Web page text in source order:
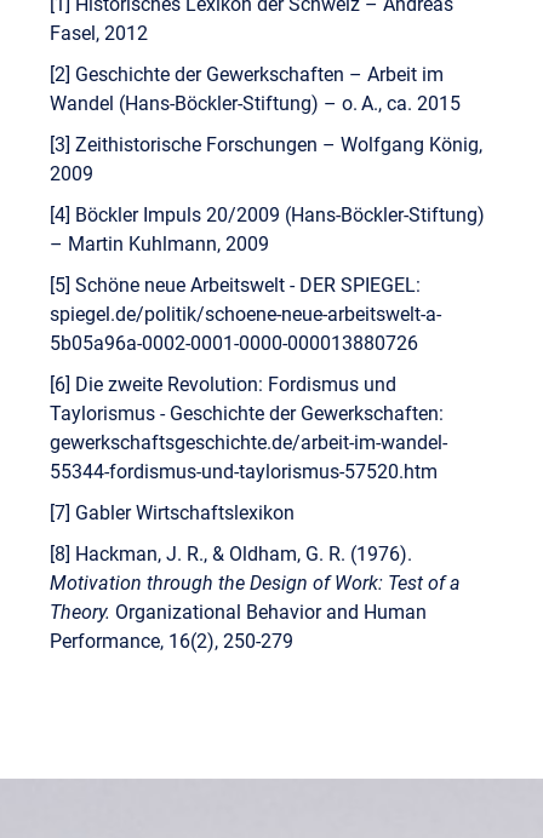
Fasel, 2012
[2] Geschichte der Gewerkschaften – Arbeit im
Wandel (Hans-Böckler-Stiftung) – o. A., ca. 2015
[3] Zeithistorische Forschungen – Wolfgang König,
2009
[4] Böckler Impuls 20/2009 (Hans-Böckler-Stiftung)
– Martin Kuhlmann, 2009
[5] Schöne neue Arbeitswelt - DER SPIEGEL:
spiegel.de/politik/schoene-neue-arbeitswelt-a-
5b05a96a-0002-0001-0000-000013880726
[6] Die zweite Revolution: Fordismus und
Taylorismus - Geschichte der Gewerkschaften:
gewerkschaftsgeschichte.de/arbeit-im-wandel-
55344-fordismus-und-taylorismus-57520.htm
[7] Gabler Wirtschaftslexikon
[8] Hackman, J. R., & Oldham, G. R. (1976).
Motivation through the Design of Work: Test of a
Theory. Organizational Behavior and Human
Performance, 16(2), 250-279